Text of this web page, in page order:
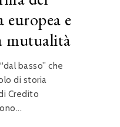
europea e
mutualità
basso” che
di storia
Credito